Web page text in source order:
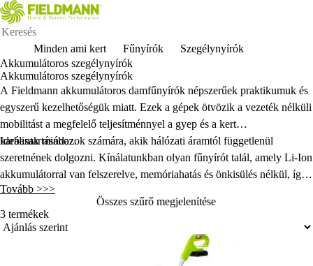
Minden ami kert Fűnyírók
Szegélynyírók
Akkumulátoros szegélynyírók
Akkumulátoros szegélynyírók
A Fieldmann akkumulátoros damfűnyírók népszerűek praktikumuk és
egyszerű kezelhetőségük miatt. Ezek a gépek ötvözik a vezeték nélküli
mobilitást a megfelelő teljesítménnyel a gyep és a kert
karbantartásához.
Ideálisak mindazok számára, akik hálózati áramtól függetlenül
szeretnének dolgozni. Kínálatunkban olyan fűnyírót talál, amely Li-Ion
akkumulátorral van felszerelve, memóriahatás és önkisülés nélkül, így
mindig készen áll a használatra.
Tovább >>>
Összes szűrő megjelenítése
3 termékek